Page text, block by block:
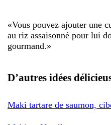
«Vous pouvez ajouter une
au riz assaisonné pour lui
gourmand.»
D’autres idées
Maki tartare de saumon,